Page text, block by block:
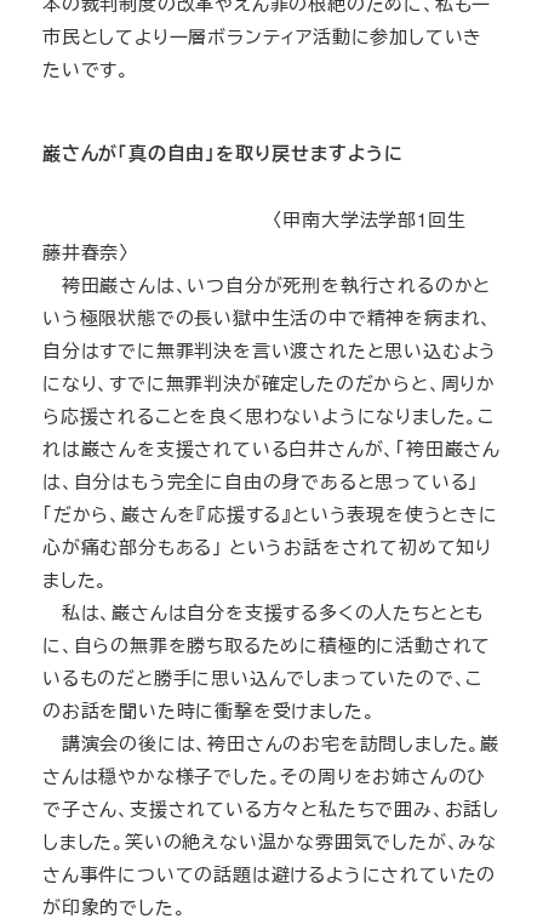
市民としてより一層ボランティア活動に参加していき
たいです。
巌さんが「真の自由」を取り戻せますように
〈甲南大学法学部1回生
藤井春奈〉
袴田巌さんは、いつ自分が死刑を執行されるのかと
いう極限状態での長い獄中生活の中で精神を病まれ、
自分はすでに無罪判決を言い渡されたと思い込むよう
になり、すでに無罪判決が確定したのだからと、周りか
ら応援されることを良く思わないようになりました。こ
れは巌さんを支援されている白井さんが、「袴田巌さん
は、自分はもう完全に自由の身であると思っている」
「だから、巌さんを『応援する』という表現を使うときに
心が痛む部分もある」 というお話をされて初めて知り
ました。
私は、巌さんは自分を支援する多くの人たちととも
に、自らの無罪を勝ち取るために積極的に活動されて
いるものだと勝手に思い込んでしまっていたので、こ
のお話を聞いた時に衝撃を受けました。
講演会の後には、袴田さんのお宅を訪問しました。巌
さんは穏やかな様子でした。その周りをお姉さんのひ
で子さん、支援されている方々と私たちで囲み、お話し
しました。笑いの絶えない温かな雰囲気でしたが、みな
さん事件についての話題は避けるようにされていたの
が印象的でした。